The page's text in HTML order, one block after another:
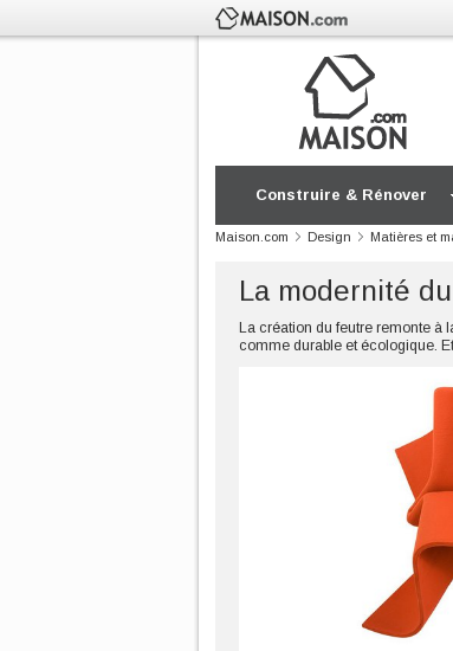
Construire & Rénover
Maison.com Design Matières et
La modernité
La création du feutre remonte à
comme durable et écologique.